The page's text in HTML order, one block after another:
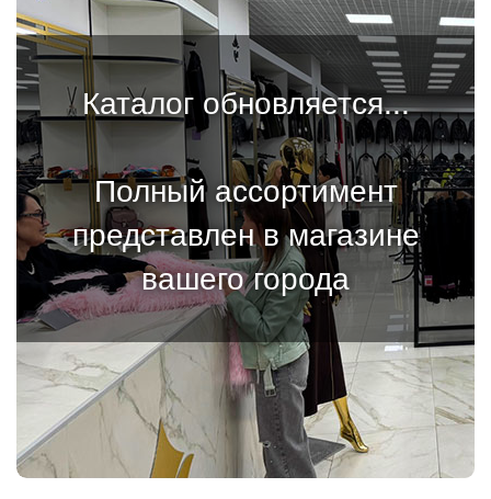
Каталог обновляется...
Полный ассортимент
представлен в магазине
вашего города